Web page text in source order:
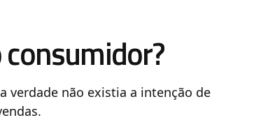
verdade não existia a intenção de